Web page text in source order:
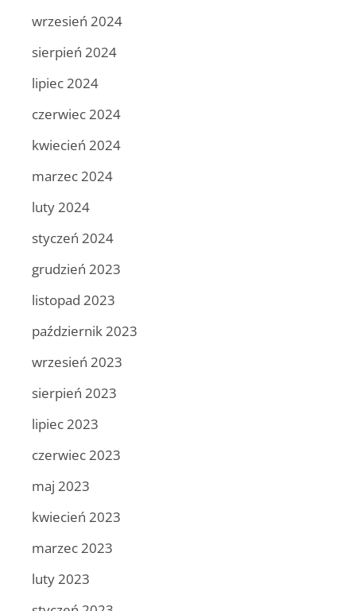
wrzesień 2024
sierpień 2024
lipiec 2024
czerwiec 2024
kwiecień 2024
marzec 2024
luty 2024
styczeń 2024
grudzień 2023
listopad 2023
październik 2023
wrzesień 2023
sierpień 2023
lipiec 2023
czerwiec 2023
maj 2023
kwiecień 2023
marzec 2023
luty 2023